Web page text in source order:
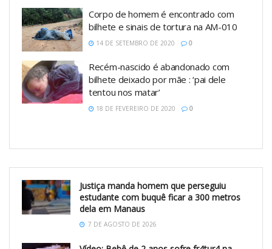
Corpo de homem é encontrado com
bilhete e sinais de tortura na AM-010
14 DE SETEMBRO DE 2020 0
Recém-nascido é abandonado com
bilhete deixado por mãe : ‘pai dele
tentou nos matar’
18 DE FEVEREIRO DE 2020 0
Justiça manda homem que perseguiu
estudante com buquê ficar a 300 metros
dela em Manaus
7 DE AGOSTO DE 2026